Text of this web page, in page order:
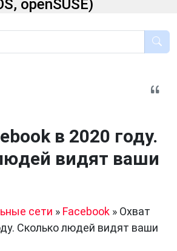
openSUSE)
в 2020 году.
видят ваши
сети » Facebook » Охват
Сколько людей видят ваши